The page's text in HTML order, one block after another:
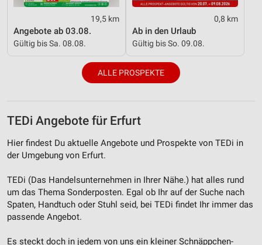
19,5 km
Angebote ab 03.08.
Gültig bis Sa. 08.08.
0,8 km
Ab in den Urlaub
Gültig bis So. 09.08.
ALLE PROSPEKTE
TEDi Angebote für Erfurt
Hier findest Du aktuelle Angebote und Prospekte von TEDi in
der Umgebung von Erfurt.
TEDi (Das Handelsunternehmen in Ihrer Nähe.) hat alles rund
um das Thema Sonderposten. Egal ob Ihr auf der Suche nach
Spaten, Handtuch oder Stuhl seid, bei TEDi findet Ihr immer das
passende Angebot.
Es steckt doch in jedem von uns ein kleiner Schnäppchen-
Quellen
Entwicklung und Verbesserung der Angebote
Geräte anhand von aktiv angeforderten
Informationen identifizieren
Nicht-IAB-Verarbeitungszwecke:
Notwendig
Performance
Funktional